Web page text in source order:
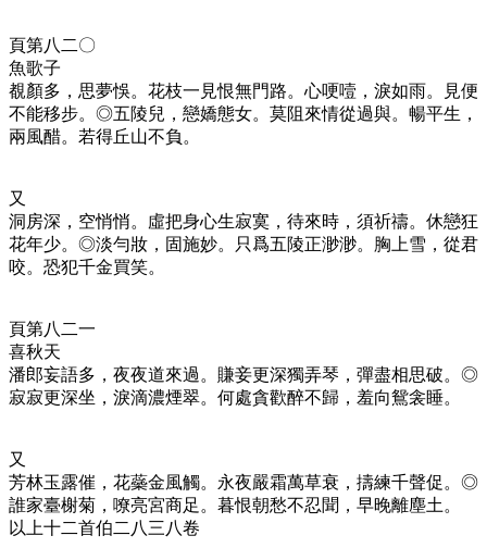
頁第八二〇
魚歌子
覩顏多，思夢悞。花枝一見恨無門路。心哽噎，淚如雨。見便
不能移步。◎五陵兒，戀嬌態女。莫阻來情從過與。暢平生，
兩風醋。若得丘山不負。
又
洞房深，空悄悄。虛把身心生寂寞，待來時，須祈禱。休戀狂
花年少。◎淡勻妝，固施妙。只爲五陵正渺渺。胸上雪，從君
咬。恐犯千金買笑。
頁第八二一
喜秋天
潘郎妄語多，夜夜道來過。賺妾更深獨弄琴，彈盡相思破。◎
寂寂更深坐，淚滴濃煙翠。何處貪歡醉不歸，羞向鴛衾睡。
又
芳林玉露催，花蘂金風觸。永夜嚴霜萬草衰，擣練千聲促。◎
誰家臺榭菊，嘹亮宮商足。暮恨朝愁不忍聞，早晚離塵土。
以上十二首伯二八三八卷